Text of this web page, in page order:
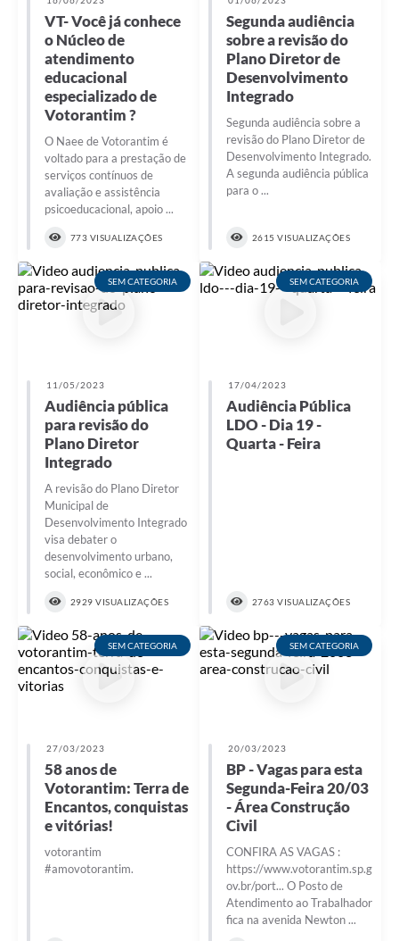
VT- Você já conhece
o Núcleo de
atendimento
educacional
especializado de
Votorantim ?
O Naee de Votorantim é
voltado para a prestação de
serviços contínuos de
avaliação e assistência
psicoeducacional, apoio ...
773 VISUALIZAÇÕES
Segunda audiência
sobre a revisão do
Plano Diretor de
Desenvolvimento
Integrado
Segunda audiência sobre a
revisão do Plano Diretor de
Desenvolvimento Integrado.
A segunda audiência pública
para o ...
2615 VISUALIZAÇÕES
SEM CATEGORIA
11/05/2023
Audiência pública
para revisão do
Plano Diretor
Integrado
A revisão do Plano Diretor
Municipal de
Desenvolvimento Integrado
visa debater o
desenvolvimento urbano,
social, econômico e ...
2929 VISUALIZAÇÕES
SEM CATEGORIA
17/04/2023
Audiência Pública
LDO - Dia 19 -
Quarta - Feira
2763 VISUALIZAÇÕES
SEM CATEGORIA
27/03/2023
58 anos de
Votorantim: Terra de
Encantos, conquistas
e vitórias!
votorantim
#amovotorantim.
SEM CATEGORIA
20/03/2023
BP - Vagas para esta
Segunda-Feira 20/03
- Área Construção
Civil
CONFIRA AS VAGAS :
https://www.votorantim.sp.g
ov.br/port... O Posto de
Atendimento ao Trabalhador
fica na avenida Newton ...